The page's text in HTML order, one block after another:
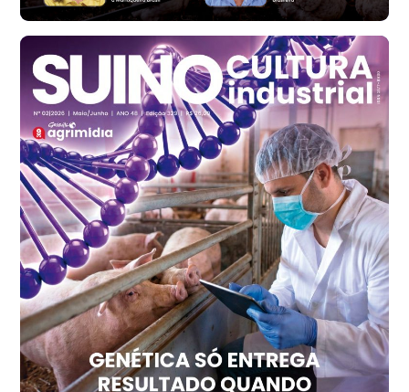
cx
Frango - Indicador
SP
R$ 7,13
kg
Frango - Indicador
SP
R$ 7,15
kg
Trigo Atacado - Regional
PR
R$ 1.417,12
t
Trigo Atacado - Regional
RS
R$ 1.325,22